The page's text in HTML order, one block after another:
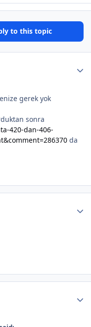
to this topic
gerek yok
sonra
420-dan-406-
da